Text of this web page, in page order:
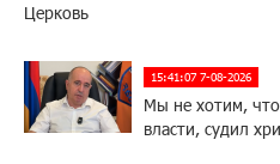
Церковь
15:41:07 7-08-2026
Мы не хотим,
власти, судил